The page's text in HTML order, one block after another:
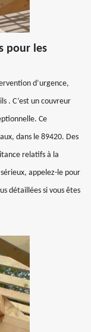
pour les
d’urgence,
. C’est un couvreur
Ce
dans le 89420. Des
relatifs à la
appelez-le pour
détaillées si vous êtes